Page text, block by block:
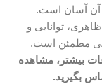
آن آسان است.
توانایی و
مطمئن است.
بیشتر، مشاهده
بگیرید.